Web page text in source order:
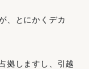
、とにかくデカ
拠しますし、引越